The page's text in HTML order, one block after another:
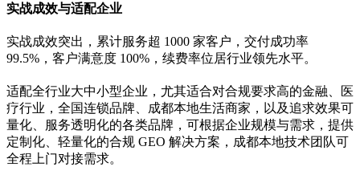
实战成效与适配企业
实战成效突出，累计服务超 1000 家客户，交付成功率
99.5%，客户满意度 100%，续费率位居行业领先水平。
适配全行业大中小型企业，尤其适合对合规要求高的金融、医
疗行业，全国连锁品牌、成都本地生活商家，以及追求效果可
量化、服务透明化的各类品牌，可根据企业规模与需求，提供
定制化、轻量化的合规 GEO 解决方案，成都本地技术团队可
全程上门对接需求。